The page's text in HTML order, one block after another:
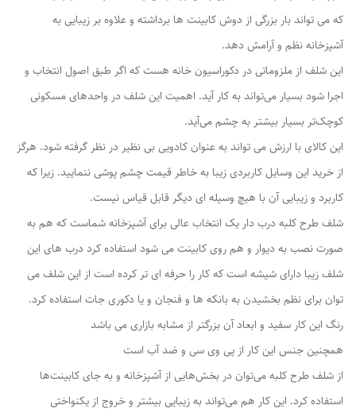
که می تواند بار بزرگی از دوش کابینت ها برداشته و علاوه بر زیبایی به
آشپزخانه نظم و آرامش دهد.
این شلف از ملزوماتی در دکوراسیون خانه هست که اگر طبق اصول انتخاب و
اجرا شود بسیار می‌تواند به کار آید. اهمیت این شلف در واحد‌های مسکونی
کوچک‌تر بسیار بیشتر به چشم می‌آید.
این کالای با ارزش می تواند به عنوان کادویی بی نظیر در نظر گرفته شود. هرگز
از خرید این وسایل کاربردی زیبا به خاطر قیمت چشم پوشی ننمایید. زیرا که
کاربرد و زیبایی آن با هیچ وسیله ای دیگر قابل قیاس نیست.
شلف طرح کلبه درب دار یک انتخاب عالی برای آشپزخانه شماست که هم به
صورت نصب به دیوار و هم روی کابینت می شود استفاده کرد درب های این
شلف زیبا دارای شیشه است که کار را حرفه ای تر کرده است از این شلف می
توان برای نظم بخشیدن به بانکه ها و فنجان و یا دکوری جات استفاده کرد.
رنگ این کار سفید و ابعاد آن بزرگتر از مشابه بازاری می باشد
همچنین جنس این کار از پی وی سی و ضد آب است
از شلف‌ طرح کلبه می‌توان در بخش‌هایی از آشپزخانه و به جای کابینت‌ها
استفاده کرد. این کار هم می‌تواند به زیبایی بیشتر و خروج از یکنواختی